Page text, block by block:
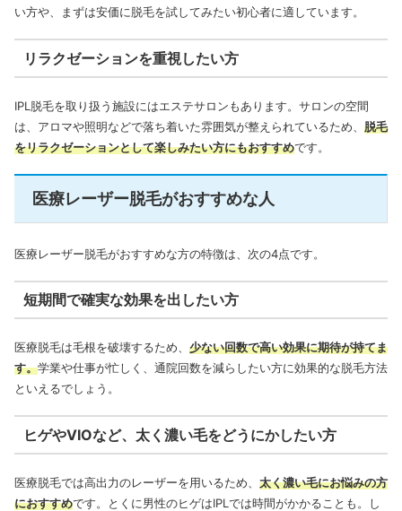
い方や、まずは安価に脱毛を試してみたい初心者に適しています。
リラクゼーションを重視したい方
IPL脱毛を取り扱う施設にはエステサロンもあります。サロンの空間
は、アロマや照明などで落ち着いた雰囲気が整えられているため、 脱毛
をリラクゼーションとして楽しみたい方にもおすすめです。
医療レーザー脱毛がおすすめな人
医療レーザー脱毛がおすすめな方の特徴は、次の4点です。
短期間で確実な効果を出したい方
医療脱毛は毛根を破壊するため、 少ない回数で高い効果に期待が持てま
す。学業や仕事が忙しく、通院回数を減らしたい方に効果的な脱毛方法
といえるでしょう。
ヒゲやVIOなど、太く濃い毛をどうにかしたい方
医療脱毛では高出力のレーザーを用いるため、 太く濃い毛にお悩みの方
におすすめです。とくに男性のヒゲはIPLでは時間がかかることも。し